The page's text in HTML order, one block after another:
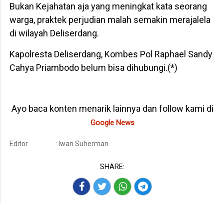
Bukan Kejahatan aja yang meningkat kata seorang
warga, praktek perjudian malah semakin merajalela
di wilayah Deliserdang.
Kapolresta Deliserdang, Kombes Pol Raphael Sandy
Cahya Priambodo belum bisa dihubungi.(*)
Ayo baca konten menarik lainnya dan follow kami di
Google News
Editor : Iwan Suherman
SHARE: